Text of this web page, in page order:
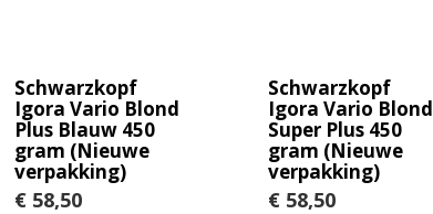
Schwarzkopf
Igora Vario Blond
Plus Blauw 450
gram (Nieuwe
verpakking)
€ 58,50
Schwarzkopf
Igora Vario Blond
Super Plus 450
gram (Nieuwe
verpakking)
€ 58,50